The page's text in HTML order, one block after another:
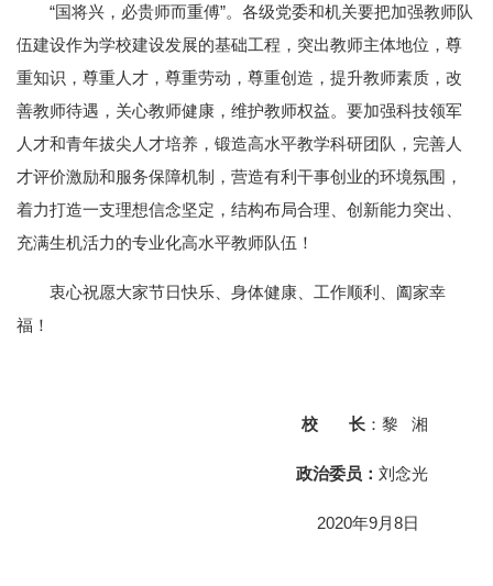
“国将兴，必贵师而重傅”。各级党委和机关要把加强教师队
伍建设作为学校建设发展的基础工程，突出教师主体地位，尊
重知识，尊重人才，尊重劳动，尊重创造，提升教师素质，改
善教师待遇，关心教师健康，维护教师权益。要加强科技领军
人才和青年拔尖人才培养，锻造高水平教学科研团队，完善人
才评价激励和服务保障机制，营造有利干事创业的环境氛围，
着力打造一支理想信念坚定，结构布局合理、创新能力突出、
充满生机活力的专业化高水平教师队伍！
衷心祝愿大家节日快乐、身体健康、工作顺利、阖家幸
福！
校 长 ：黎 湘
政治委员： 刘念光
2020年9月8日